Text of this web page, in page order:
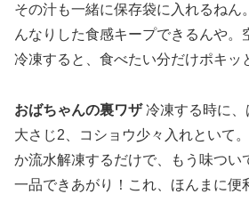
その汁も一緒に保存袋に入れるねん
んなりした食感キープできるんや。
冷凍すると、食べたい分だけポキッ
おばちゃんの裏ワザ冷凍する時に、
大さじ2、コショウ少々入れといて
か流水解凍するだけで、もう味つい
一品できあがり！これ、ほんまに便